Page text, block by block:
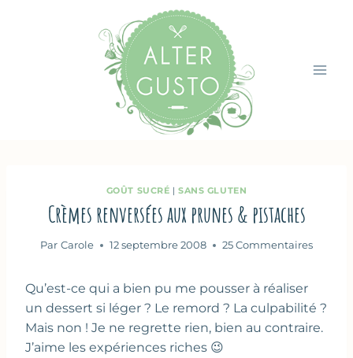
GOÛT SUCRÉ |SANS GLUTEN
Crèmes renversées aux prunes & pistaches
Par Carole 12 septembre 2008 25 Commentaires
Qu’est-ce qui a bien pu me pousser à réaliser
un dessert si léger ? Le remord ? La culpabilité ?
Mais non ! Je ne regrette rien, bien au contraire.
J’aime les expériences riches 😉